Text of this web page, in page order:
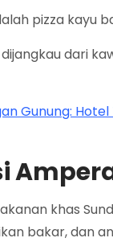
pizza kayu
dari
Gunung:
khas
bakar, dan